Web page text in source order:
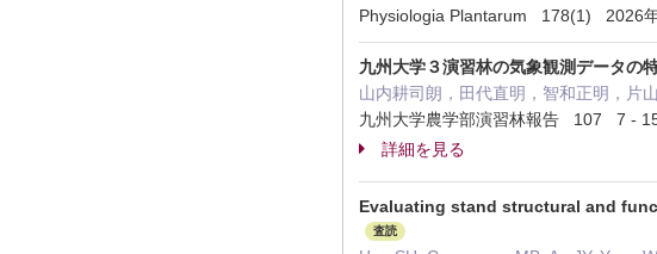
Physiologia Plantarum 178(1) 2026
九州大学３演習林の気象観測データの
山内耕司朗，田代直明，智和正明，片
九州大学農学部演習林報告 107 7 -
詳細を見る
Evaluating stand structural and
査読